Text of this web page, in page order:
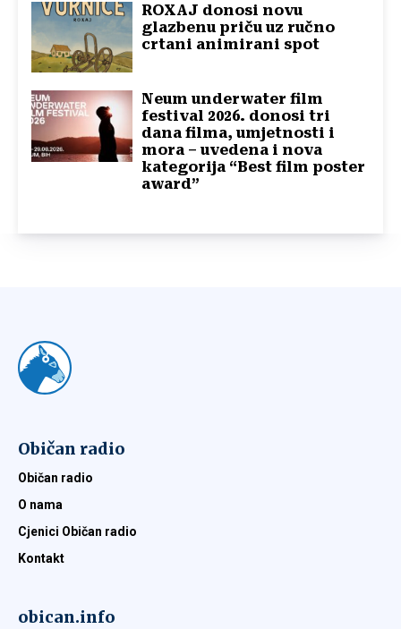
ROXAJ donosi novu
glazbenu priču uz ručno
crtani animirani spot
Neum underwater film
festival 2026. donosi tri
dana filma, umjetnosti i
mora – uvedena i nova
kategorija “Best film poster
award”
Običan radio
Običan radio
O nama
Cjenici Običan radio
Kontakt
obican.info